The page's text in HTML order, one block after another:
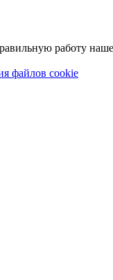
работу
файлов cookie